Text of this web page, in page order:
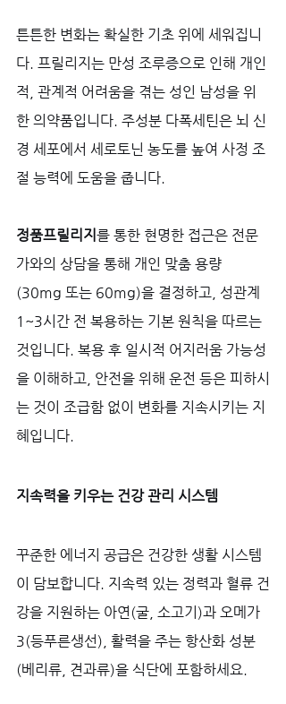
튼튼한 변화는 확실한 기초 위에 세워집니
다. 프릴리지는 만성 조루증으로 인해 개인
적, 관계적 어려움을 겪는 성인 남성을 위
한 의약품입니다. 주성분 다폭세틴은 뇌 신
경 세포에서 세로토닌 농도를 높여 사정 조
절 능력에 도움을 줍니다.
정품프릴리지 를 통한 현명한 접근은 전문
가와의 상담을 통해 개인 맞춤 용량
(30mg 또는 60mg)을 결정하고, 성관계
1~3시간 전 복용하는 기본 원칙을 따르는
것입니다. 복용 후 일시적 어지러움 가능성
을 이해하고, 안전을 위해 운전 등은 피하시
는 것이 조급함 없이 변화를 지속시키는 지
혜입니다.
지속력을 키우는 건강 관리 시스템
꾸준한 에너지 공급은 건강한 생활 시스템
이 담보합니다. 지속력 있는 정력과 혈류 건
강을 지원하는 아연(굴, 소고기)과 오메가
3(등푸른생선), 활력을 주는 항산화 성분
(베리류, 견과류)을 식단에 포함하세요.